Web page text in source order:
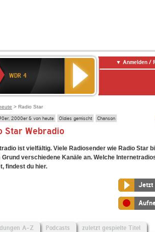
WDR 4
Anmelden /
> Radio Star
2000er & von heute Oldies gemischt Chanson
Star Webradio
ist vielfältig. Viele Radiosender wie Radio Star
Grund verschiedene Kanäle an. Welche
findest du hier.
Jetzt
A-Z Podcasts zuletzt gespielte Titel